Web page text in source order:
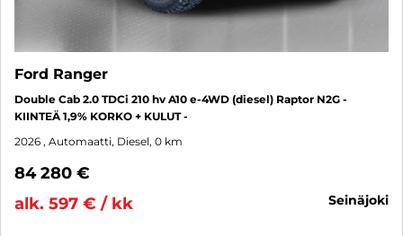
Ford Ranger
Double Cab 2.0 TDCi 210 hv A10 e-4WD (diesel) Raptor N2G -
KIINTEÄ 1,9% KORKO + KULUT -
2026 , Automaatti, Diesel, 0 km
84 280 €
alk. 597 € / kk
seinäjoki